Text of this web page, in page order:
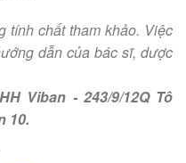
tính chất tham khảo. Việc
dẫn của bác sĩ, dược
Viban - 243/9/12Q Tô
10.